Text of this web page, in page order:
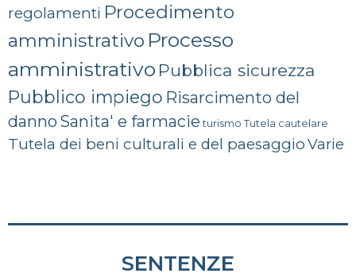
regolamenti Procedimento
amministrativo Processo
amministrativo Pubblica sicurezza
Pubblico impiego Risarcimento del
danno Sanita' e farmacie turismo Tutela cautelare
Tutela dei beni culturali e del paesaggioVarie
SENTENZE